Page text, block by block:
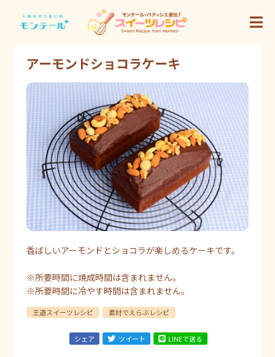
アーモンドショコラケーキ
香ばしいアーモンドとショコラが楽しめるケーキです。
※所要時間に焼成時間は含まれません。
※所要時間に冷やす時間は含まれません。
王道スイーツレシピ 素材でえらぶレシピ
シェア ツイート LINEで送る